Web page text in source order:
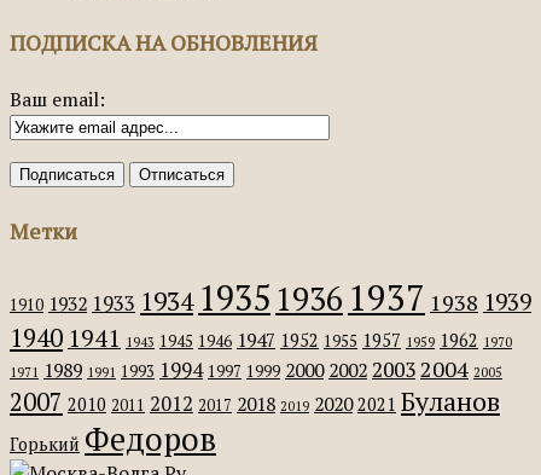
ПОДПИСКА НА ОБНОВЛЕНИЯ
Ваш email:
Метки
1910 1932 1933 1934 1935 1936 1937 1938 1939
1940 1941 1943 1945 1946 1947 1952 1955 1957 1959 1962 1970
1971 1989 1991 1993 1994 1997 1999 2000 2002 2003 2004 2005
2007 2010 2011 2012 2017 2018 2019 2020 2021 Буланов
Горький Федоров